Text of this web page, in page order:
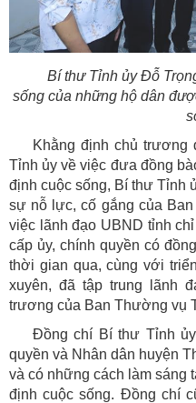
Bí thư Tỉnh ủy Đỗ
sống của những hộ dân
Khằng định chủ trương
Tỉnh ủy về việc đưa đồng
định cuộc sống, Bí thư Tỉnh
sự nỗ lực, cố gắng của
việc lãnh đạo UBND tỉnh
cấp ủy, chính quyền có
thời gian qua, cùng với
xuyên, đã tập trung lãnh
trương của Ban Thường vụ
Đồng chí Bí thư Tỉnh
quyền và Nhân dân huyện
và có những cách làm sáng
định cuộc sống. Đồng chí